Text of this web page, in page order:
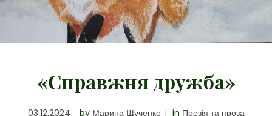
«Справжня дружба»
03.12.2024 by Марина Щученко in Поезія та проза